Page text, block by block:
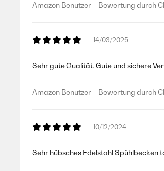
Amazon Benutzer – Bewertung durch
14/03/2025
Sehr gute Qualität. Gute und sichere
Amazon Benutzer – Bewertung durch
10/12/2024
Sehr hübsches Edelstahl Spühlbecken